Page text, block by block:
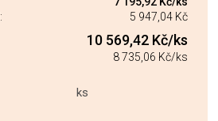
5 947,04 Kč
10 569,42 Kč/ks
8 735,06 Kč/ks
ks